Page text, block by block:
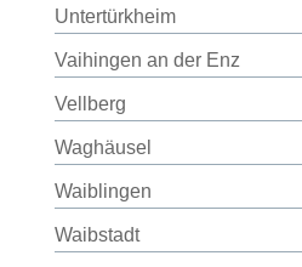
Untertürkheim
Vaihingen an der Enz
Vellberg
Waghäusel
Waiblingen
Waibstadt